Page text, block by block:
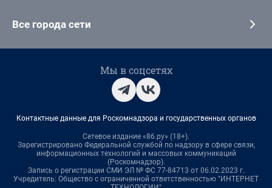
Все города сети
Мы в соцсетях
Контактные данные для Роскомнадзора и государственных органов
Сетевое издание «86.ру» (18+).
Зарегистрировано Федеральной службой по надзору в сфере связи,
информационных технологий и массовых коммуникаций
(Роскомнадзор).
Запись о регистрации СМИ ЭЛ № ФС 77-84713 от 06.02.2023 г.
Учредитель: Общество с ограниченной ответственностью "ИНТЕРНЕТ